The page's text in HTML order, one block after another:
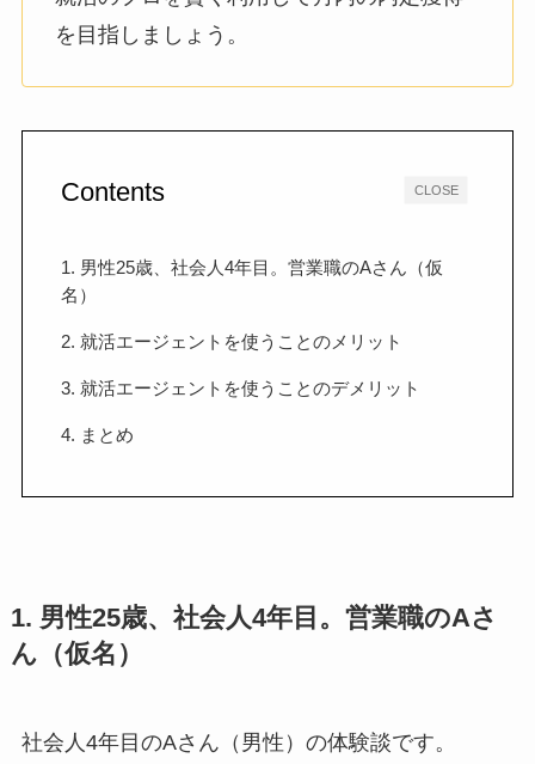
を目指しましょう。
CLOSE
Contents
1. 男性25歳、社会人4年目。営業職のAさん（仮
名）
2. 就活エージェントを使うことのメリット
3. 就活エージェントを使うことのデメリット
4. まとめ
1. 男性25歳、社会人4年目。営業職のAさ
ん（仮名）
社会人4年目のAさん（男性）の体験談です。